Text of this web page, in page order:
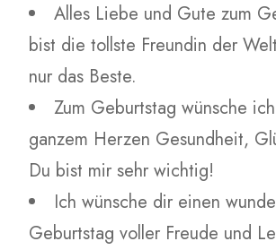
Alles Liebe und Gute zum
bist die tollste Freundin der
nur das Beste.
Zum Geburtstag wünsche
ganzem Herzen Gesundheit,
Du bist mir sehr wichtig!
Ich wünsche dir einen
Geburtstag voller Freude und